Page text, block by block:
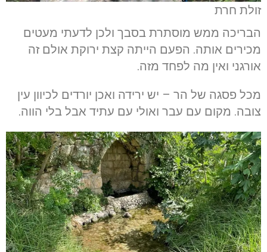
זולת חרת
הבריכה ממש מוסתרת בסבך ולכן לדעתי מעטים
מכירים אותה. הפעם הייתה קצת ירוקת אולם זה
אורגני ואין מה לפחד מזה.
מכל פסגה של הר – יש ירידה ואכן יורדים לכיוון עין
צובה. מקום עם עבר ואולי עם עתיד אבל בלי הווה.